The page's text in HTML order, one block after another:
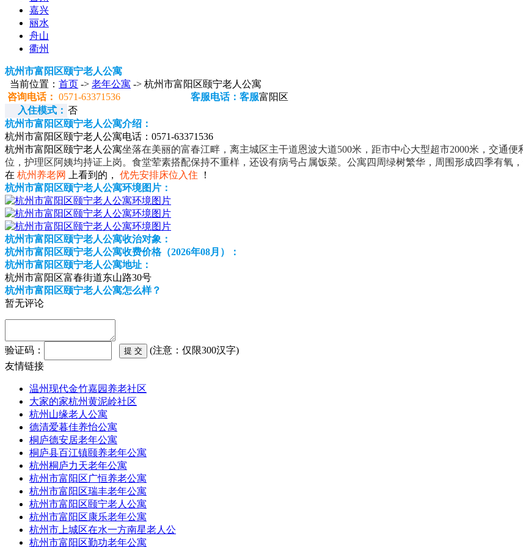
嘉兴
丽水
舟山
衢州
杭州市富阳区颐宁老人公寓
当前位置： 首页 -> 老年公寓 -> 杭州市富阳区颐宁老人公寓
咨询电话： 0571-63371536 客服电话：客服富阳区
入住模式： 否
杭州市富阳区颐宁老人公寓介绍：
杭州市富阳区颐宁老人公寓电话：0571-63371536
杭州市富阳区颐宁老人公寓坐落在美丽的富春江畔，离主城区主干道恩波大道500米，距市中心大型超市2000米，交通
位，护理区阿姨均持证上岗。食堂荤素搭配保持不重样，还设有病号占属饭菜。公寓四周绿树繁华，周围形成四季有氧
在 杭州养老网 上看到的， 优先安排床位入住 ！
杭州市富阳区颐宁老人公寓环境图片：
杭州市富阳区颐宁老人公寓收治对象：
杭州市富阳区颐宁老人公寓收费价格（2026年08月）：
杭州市富阳区颐宁老人公寓地址：
杭州市富阳区富春街道东山路30号
杭州市富阳区颐宁老人公寓怎么样？
暂无评论
验证码：
(注意：仅限300汉字)
友情链接
温州现代金竹嘉园养老社区
大家的家杭州黄泥岭社区
杭州山缘老人公寓
德清爱暮佳养怡公寓
桐庐德安居老年公寓
桐庐县百江镇颐养老年公寓
杭州桐庐力天老年公寓
杭州市富阳区广恒养老公寓
杭州市富阳区瑞丰老年公寓
杭州市富阳区颐宁老人公寓
杭州市富阳区康乐老年公寓
杭州市上城区在水一方南星老人公
杭州市富阳区勤功老年公寓